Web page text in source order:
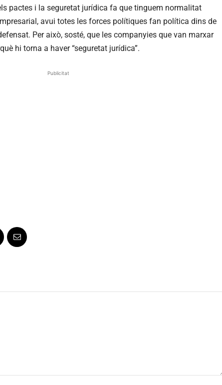
pactes i la seguretat jurídica fa que tinguem normalitat
avui totes les forces polítiques fan política dins de
Per això, sosté, que les companyies que van marxar
hi torna a haver “seguretat jurídica”.
Publicitat